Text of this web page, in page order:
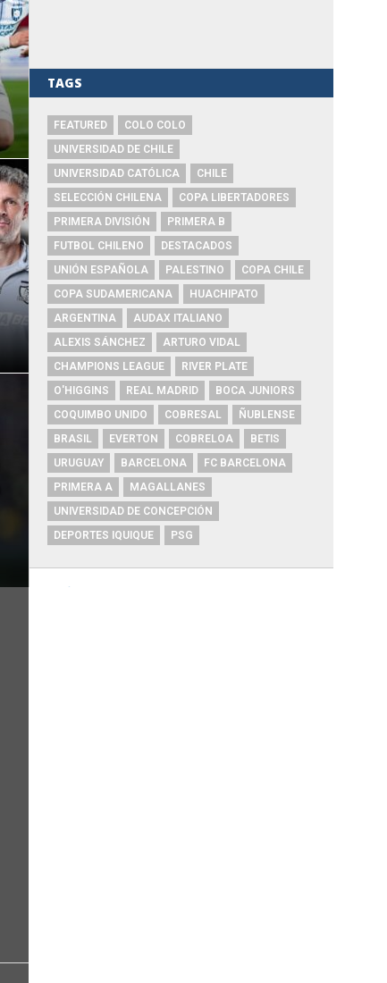
TAGS
FEATURED
COLO COLO
UNIVERSIDAD DE CHILE
UNIVERSIDAD CATÓLICA
CHILE
SELECCIÓN CHILENA
COPA LIBERTADORES
PRIMERA DIVISIÓN
PRIMERA B
FUTBOL CHILENO
DESTACADOS
UNIÓN ESPAÑOLA
PALESTINO
COPA CHILE
COPA SUDAMERICANA
HUACHIPATO
ARGENTINA
AUDAX ITALIANO
ALEXIS SÁNCHEZ
ARTURO VIDAL
CHAMPIONS LEAGUE
RIVER PLATE
O'HIGGINS
REAL MADRID
BOCA JUNIORS
COQUIMBO UNIDO
COBRESAL
ÑUBLENSE
BRASIL
EVERTON COBRELOA
BETIS
URUGUAY
BARCELONA
FC BARCELONA
PRIMERA A
MAGALLANES
UNIVERSIDAD DE CONCEPCIÓN
DEPORTES IQUIQUE
PSG